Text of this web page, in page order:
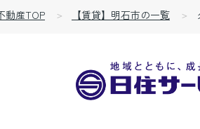
動産TOP 【賃貸】明石市の一覧